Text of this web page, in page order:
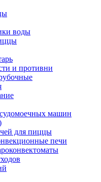
воды
и противни
машин
для пиццы
печи